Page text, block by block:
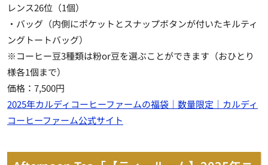
レンス26位（1個）
・バッグ（内側にポケットとスナップボタンが付いたキルティ
ングトートバッグ）
※コーヒー豆3種類は粉or豆を選ぶことができます（おひとり
様各1個まで）
価格：7,500円
2025年カルディコーヒーファームの福袋｜数量限定｜カルディ
コーヒーファーム公式サイト